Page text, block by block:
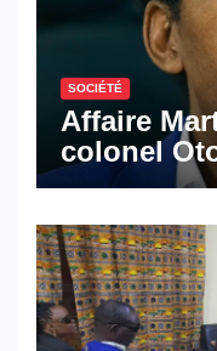
SOCIÉTÉ
Affaire
colonel
croisé des